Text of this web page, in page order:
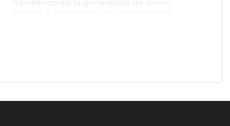
componente de origen químico por otro